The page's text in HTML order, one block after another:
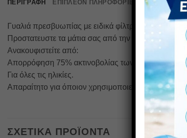
ΠΕΡΙΓΡΑΦΉ ΕΠΙΠΛΈΟΝ ΠΛΗΡΟΦΟΡΊΕΣ
Γυαλιά πρεσβυωπίας με ειδικά φίλτρα για την
Προστατευστε τα μάτια σας από την καθημερινή
Ανακουφιστείτε από:
Απορρόφηση 75% ακτινοβολίας των blue UV
Για όλες τις ηλικίες.
Απαραίτητο για όποιον χρησιμοποιεί κινητό ή
ΣΧΕΤΙΚΆ ΠΡΟΪΌΝΤΑ